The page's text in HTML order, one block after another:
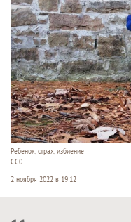
Ребенок, страх, избиение
СС0
2 ноября 2022 в 19:12